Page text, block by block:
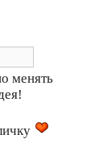
менять